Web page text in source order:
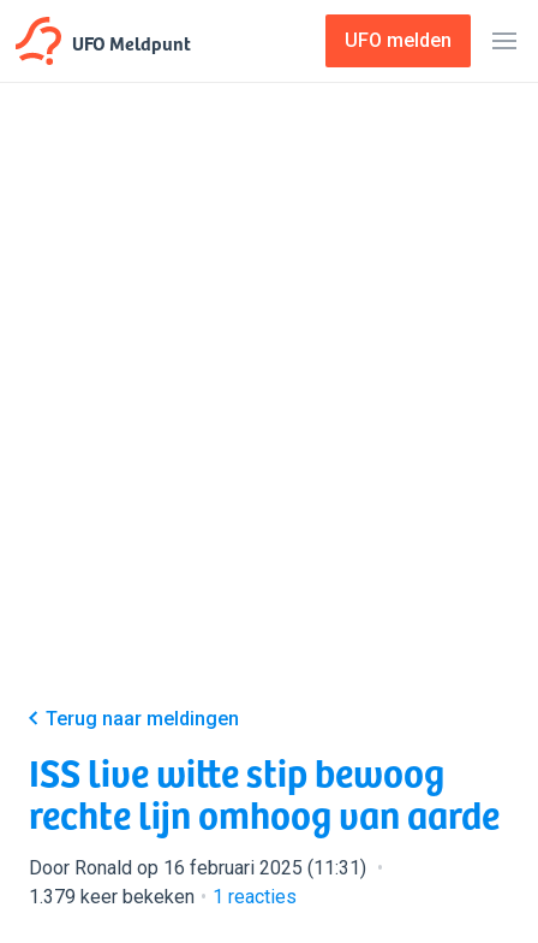
UFO Meldpunt UFO melden
Terug naar meldingen
ISS live witte stip bewoog
rechte lijn omhoog van aarde
Door Ronald op 16 februari 2025 (11:31)
1.379 keer bekeken
1 reacties